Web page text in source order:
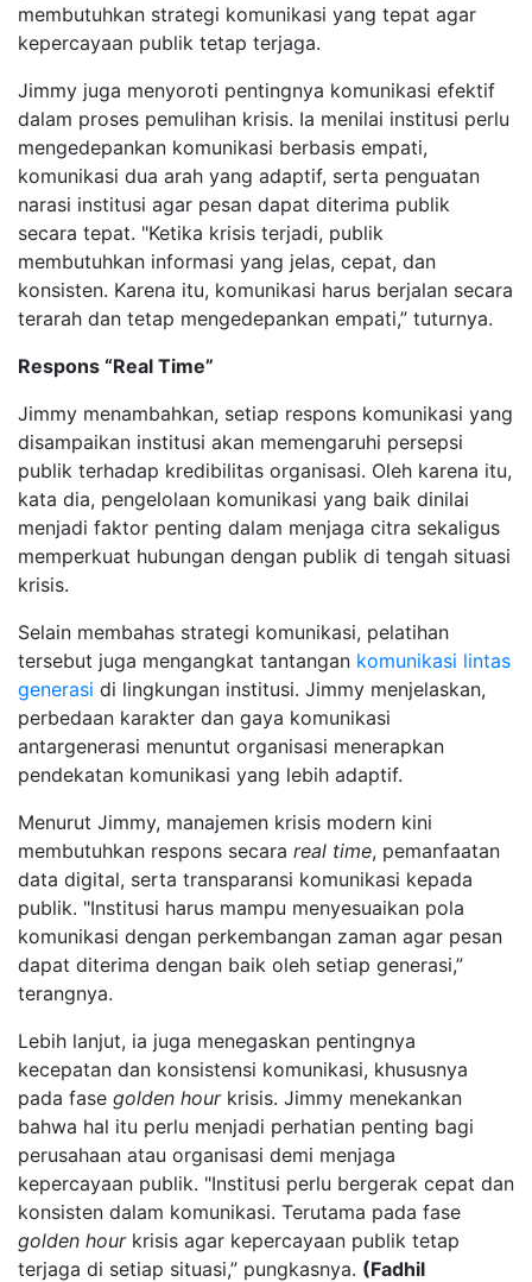
membutuhkan strategi komunikasi yang tepat agar
kepercayaan publik tetap terjaga.
Jimmy juga menyoroti pentingnya komunikasi efektif
dalam proses pemulihan krisis. Ia menilai institusi perlu
mengedepankan komunikasi berbasis empati,
komunikasi dua arah yang adaptif, serta penguatan
narasi institusi agar pesan dapat diterima publik
secara tepat. "Ketika krisis terjadi, publik
membutuhkan informasi yang jelas, cepat, dan
konsisten. Karena itu, komunikasi harus berjalan secara
terarah dan tetap mengedepankan empati,” tuturnya.
Respons “Real Time”
Jimmy menambahkan, setiap respons komunikasi yang
disampaikan institusi akan memengaruhi persepsi
publik terhadap kredibilitas organisasi. Oleh karena itu,
kata dia, pengelolaan komunikasi yang baik dinilai
menjadi faktor penting dalam menjaga citra sekaligus
memperkuat hubungan dengan publik di tengah situasi
krisis.
Selain membahas strategi komunikasi, pelatihan
tersebut juga mengangkat tantangan komunikasi lintas
generasi di lingkungan institusi. Jimmy menjelaskan,
perbedaan karakter dan gaya komunikasi
antargenerasi menuntut organisasi menerapkan
pendekatan komunikasi yang lebih adaptif.
Menurut Jimmy, manajemen krisis modern kini
membutuhkan respons secara real time, pemanfaatan
data digital, serta transparansi komunikasi kepada
publik. "Institusi harus mampu menyesuaikan pola
komunikasi dengan perkembangan zaman agar pesan
dapat diterima dengan baik oleh setiap generasi,”
terangnya.
Lebih lanjut, ia juga menegaskan pentingnya
kecepatan dan konsistensi komunikasi, khususnya
pada fase golden hourkrisis. Jimmy menekankan
bahwa hal itu perlu menjadi perhatian penting bagi
perusahaan atau organisasi demi menjaga
kepercayaan publik. "Institusi perlu bergerak cepat dan
konsisten dalam komunikasi. Terutama pada fase
golden hourkrisis agar kepercayaan publik tetap
terjaga di setiap situasi,” pungkasnya. (Fadhil